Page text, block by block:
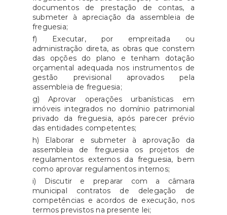
documentos de prestação de contas, a
submeter à apreciação da assembleia de
freguesia;
f) Executar, por empreitada ou
administração direta, as obras que constem
das opções do plano e tenham dotação
orçamental adequada nos instrumentos de
gestão previsional aprovados pela
assembleia de freguesia;
g) Aprovar operações urbanísticas em
imóveis integrados no domínio patrimonial
privado da freguesia, após parecer prévio
das entidades competentes;
h) Elaborar e submeter à aprovação da
assembleia de freguesia os projetos de
regulamentos externos da freguesia, bem
como aprovar regulamentos internos;
i) Discutir e preparar com a câmara
municipal contratos de delegação de
competências e acordos de execução, nos
termos previstos na presente lei;